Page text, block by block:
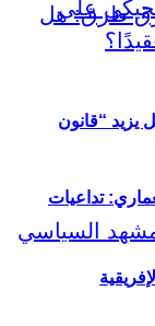
تداعيات
يزيد “قانون